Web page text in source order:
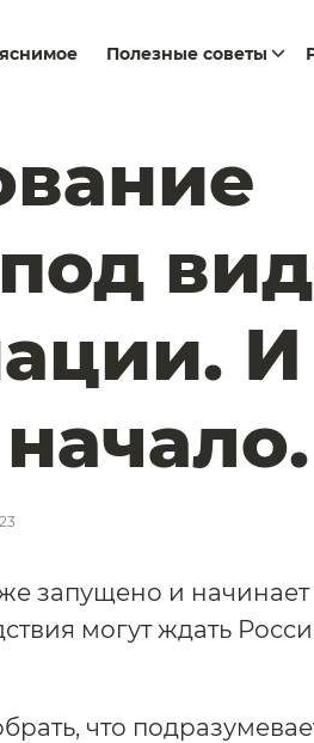
Полезные советы
И
запущено и начинает
могут ждать
что